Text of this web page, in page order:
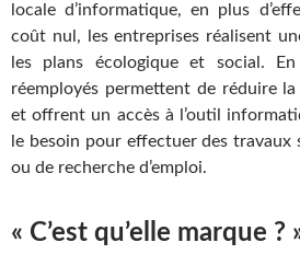
locale d’informatique, en plus
coût nul, les entreprises réalisent
les plans écologique et social.
réemployés permettent de réduire
et offrent un accès à l’outil
le besoin pour effectuer des
ou de recherche d’emploi.
« C’est qu’elle marque ?